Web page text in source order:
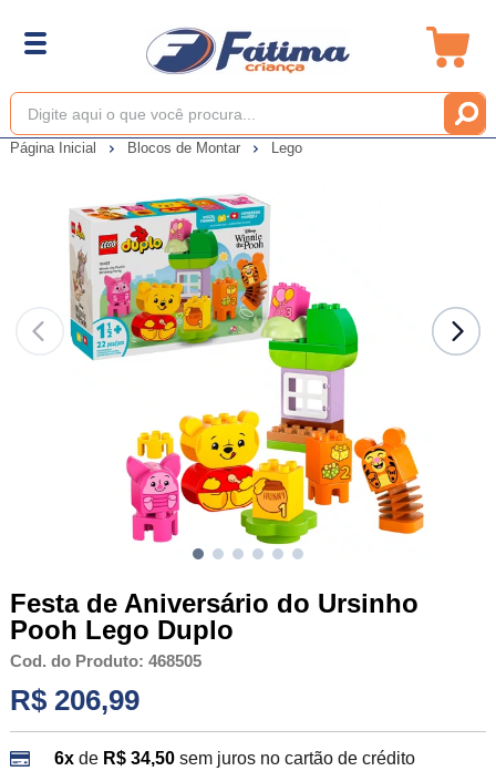
Página Inicial Blocos de Montar Lego
Festa de Aniversário do Ursinho
Pooh Lego Duplo
Cod. do Produto: 468505
R$ 206,99
6xde R$ 34,50 sem juros no cartão de crédito